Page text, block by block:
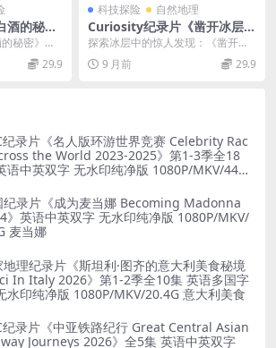
酒的秘密
语中字
制白酒的
秘密》
焦非法私
29.9
科技探险 自然地理
Curiosity纪录片《凿开冰层 L
ift the Ice 2023》全6集 英语
中英双字 无水印纯净版 1080
P/MKV/14.7G 冰层中新发现
探索冰层中的惊人发现：《凿开冰
层Lift the Ice 2023》全6集 《凿...
9 月前 29.9
纪录片《名人版环游世界竞赛 Celebrity Rac
the World 2023-2025》第1-3季全18
语中英双字 无水印纯净版 1080P/MKV/44.8
纪录片《成为麦当娜 Becoming Madonna
》英语中英双字 无水印纯净版 1080P/MKV/
麦当娜
地理纪录片《斯坦利·图齐的意大利美食秘境
In Italy 2026》第1-2季全10集 英语多国字
水印纯净版 1080P/MKV/20.4G 意大利美食
纪录片《中亚铁路纪行 Great Central Asian
Journeys 2026》全5集 英语中英双字